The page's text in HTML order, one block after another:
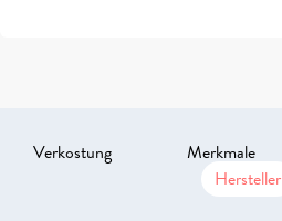
Verkostung Merkmale
Hersteller